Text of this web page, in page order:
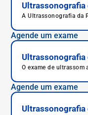
Ultrassonografia
A Ultrassonografia da
possíveis alterações
inflamação. Pode ser
acompanhamento de
Agende um exame
Ultrassonografia
O exame de
como punções e
pós-tratamentos.
Agende um exame
Ultrassonografia